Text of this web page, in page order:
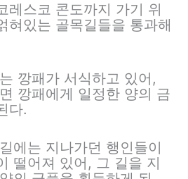
레스코 콘도까지 가기 위
혀있는 골목길들을 통과해
깡패가 서식하고 있어,
깡패에게 일정한 양의 금
다.
에는 지나가던 행인들이
떨어져 있어, 그 길을 지